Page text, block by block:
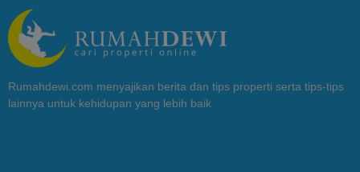
Rumahdewi.com menyajikan berita dan tips properti serta tips-tips
lainnya untuk kehidupan yang lebih baik